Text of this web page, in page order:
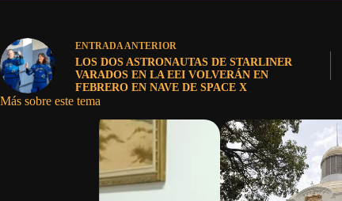
ENTRADA ANTERIOR
LOS DOS ASTRONAUTAS DE STARLINER
VARADOS EN LA EEI VOLVERÁN EN
FEBRERO EN NAVE DE SPACE X
Más sobre este tema